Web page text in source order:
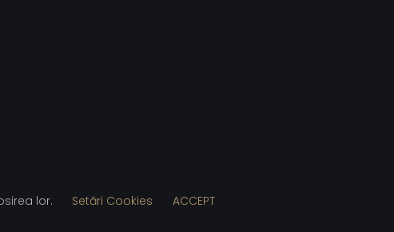
lor. Setări Cookies ACCEPT